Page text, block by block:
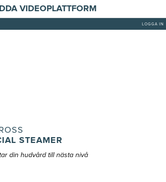
VIDEOPLATTFORM
LOGGA IN
STEAMER
din hudvård till nästa nivå